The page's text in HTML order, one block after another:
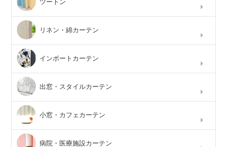
ツートン
リネン・綿カーテン
インポートカーテン
出窓・スタイルカーテン
小窓・カフェカーテン
病院・医療施設カーテン